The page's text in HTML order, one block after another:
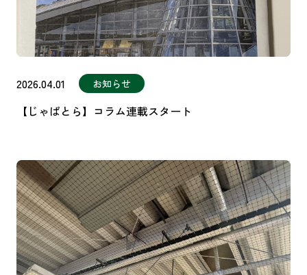
2026.04.01 お知らせ
【じゃぱとら】コラム連載スタート